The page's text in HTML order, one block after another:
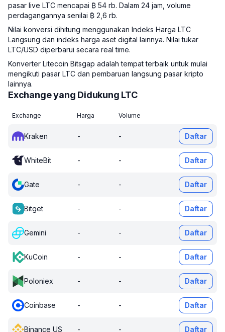
pasar live LTC mencapai ₿ 54 rb. Dalam 24 jam, volume
perdagangannya senilai ₿ 2,6 rb.
Nilai konversi dihitung menggunakan Indeks Harga LTC
Langsung dan indeks harga aset digital lainnya. Nilai tukar
LTC/USD diperbarui secara real time.
Konverter Litecoin Bitsgap adalah tempat terbaik untuk mulai
mengikuti pasar LTC dan pembaruan langsung pasar kripto
lainnya.
Exchange yang Didukung LTC
Exchange Harga Volume
Kraken - - Daftar
WhiteBit - - Daftar
Gate - - Daftar
Bitget - - Daftar
Gemini - - Daftar
KuCoin - - Daftar
Poloniex - - Daftar
Coinbase - - Daftar
Binance US - - Daftar